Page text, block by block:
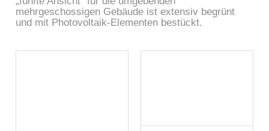
mehrgeschossigen Gebäude ist extensiv begrünt
und mit Photovoltaik-Elementen bestückt.